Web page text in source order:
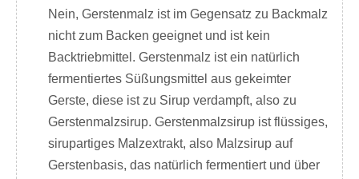
Nein, Gerstenmalz ist im Gegensatz zu Backmalz
nicht zum Backen geeignet und ist kein
Backtriebmittel. Gerstenmalz ist ein natürlich
fermentiertes Süßungsmittel aus gekeimter
Gerste, diese ist zu Sirup verdampft, also zu
Gerstenmalzsirup. Gerstenmalzsirup ist flüssiges,
sirupartiges Malzextrakt, also Malzsirup auf
Gerstenbasis, das natürlich fermentiert und über